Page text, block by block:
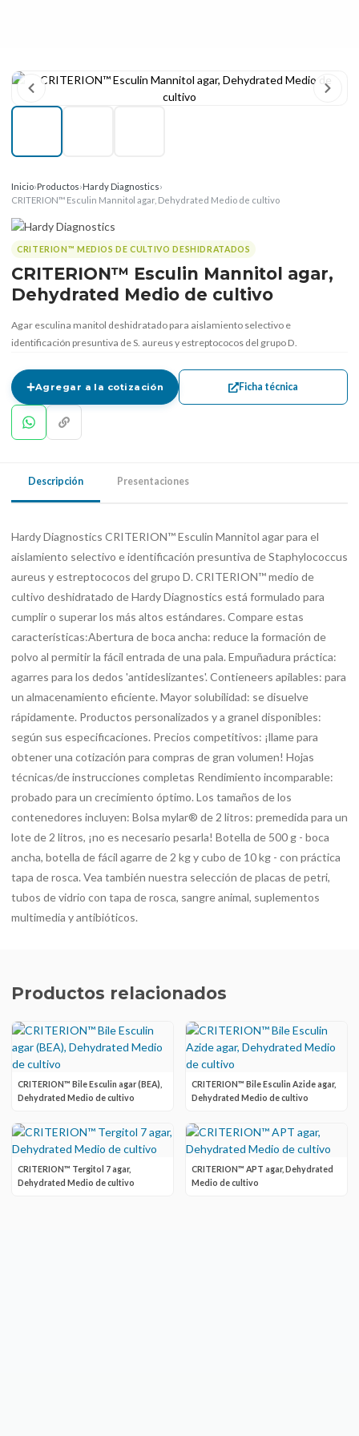
Inicio›Productos›Hardy Diagnostics›
CRITERION™ Esculin Mannitol agar, Dehydrated Medio de cultivo
CRITERION™ MEDIOS DE CULTIVO DESHIDRATADOS
CRITERION™ Esculin Mannitol agar,
Dehydrated Medio de cultivo
Agar esculina manitol deshidratado para aislamiento selectivo e
identificación presuntiva de S. aureus y estreptococos del grupo D.
Agregar a la cotización Ficha técnica
Descripción Presentaciones
Hardy Diagnostics CRITERION™ Esculin Mannitol agar para el
aislamiento selectivo e identificación presuntiva de Staphylococcus
aureus y estreptococos del grupo D. CRITERION™ medio de
cultivo deshidratado de Hardy Diagnostics está formulado para
cumplir o superar los más altos estándares. Compare estas
características:Abertura de boca ancha: reduce la formación de
polvo al permitir la fácil entrada de una pala. Empuñadura práctica:
agarres para los dedos 'antideslizantes'. Contieneers apilables: para
un almacenamiento eficiente. Mayor solubilidad: se disuelve
rápidamente. Productos personalizados y a granel disponibles:
según sus especificaciones. Precios competitivos: ¡llame para
obtener una cotización para compras de gran volumen! Hojas
técnicas/de instrucciones completas Rendimiento incomparable:
probado para un crecimiento óptimo. Los tamaños de los
contenedores incluyen: Bolsa mylar® de 2 litros: premedida para un
lote de 2 litros, ¡no es necesario pesarla! Botella de 500 g - boca
ancha, botella de fácil agarre de 2 kg y cubo de 10 kg - con práctica
tapa de rosca. Vea también nuestra selección de placas de petri,
tubos de vidrio con tapa de rosca, sangre animal, suplementos
multimedia y antibióticos.
Productos relacionados
CRITERION™ Bile Esculin agar (BEA),
Dehydrated Medio de cultivo
CRITERION™ Bile Esculin Azide agar,
Dehydrated Medio de cultivo
CRITERION™ Tergitol 7 agar,
Dehydrated Medio de cultivo
CRITERION™ APT agar, Dehydrated
Medio de cultivo